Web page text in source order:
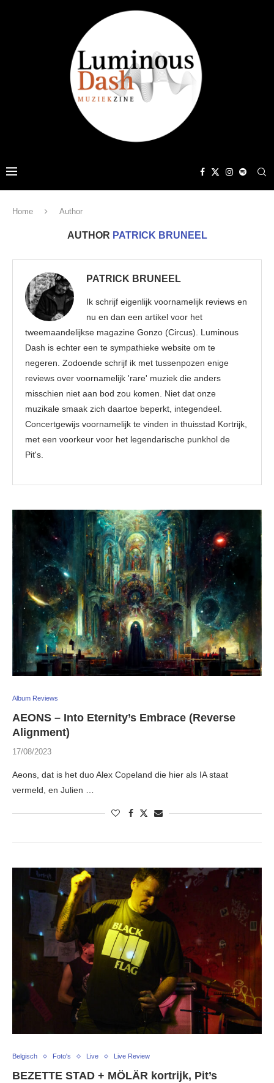
Home Author
AUTHOR PATRICK BRUNEEL
PATRICK BRUNEEL
Ik schrijf eigenlijk voornamelijk reviews en
nu en dan een artikel voor het
tweemaandelijkse magazine Gonzo (Circus). Luminous
Dash is echter een te sympathieke website om te
negeren. Zodoende schrijf ik met tussenpozen enige
reviews over voornamelijk 'rare' muziek die anders
misschien niet aan bod zou komen. Niet dat onze
muzikale smaak zich daartoe beperkt, integendeel.
Concertgewijs voornamelijk te vinden in thuisstad Kortrijk,
met een voorkeur voor het legendarische punkhol de
Pit's.
Album Reviews
AEONS – Into Eternity’s Embrace (Reverse
Alignment)
17/08/2023
Aeons, dat is het duo Alex Copeland die hier als IA staat
vermeld, en Julien …
Belgisch Foto's Live Live Review
BEZETTE STAD + MÖLÄR kortrijk, Pit’s